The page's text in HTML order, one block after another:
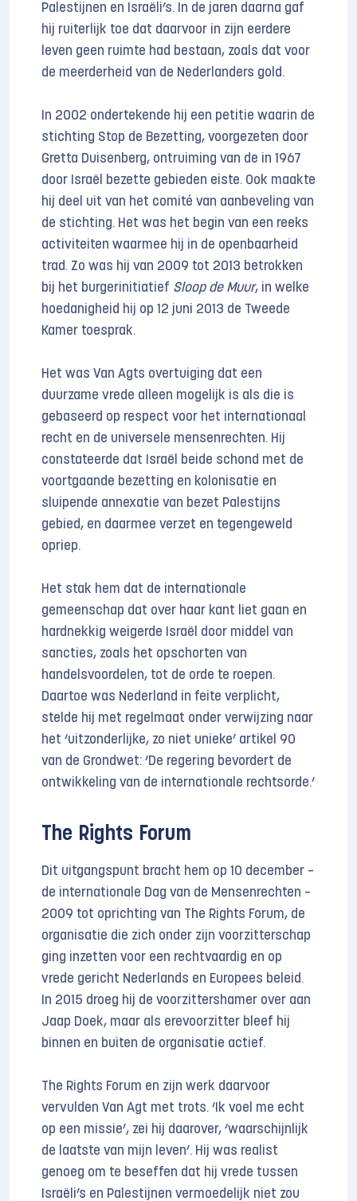
Palestijnen en Israëli’s. In de jaren daarna gaf
hij ruiterlijk toe dat daarvoor in zijn eerdere
leven geen ruimte had bestaan, zoals dat voor
de meerderheid van de Nederlanders gold.
In 2002 ondertekende hij een petitie waarin de
stichting Stop de Bezetting, voorgezeten door
Gretta Duisenberg, ontruiming van de in 1967
door Israël bezette gebieden eiste. Ook maakte
hij deel uit van het comité van aanbeveling van
de stichting. Het was het begin van een reeks
activiteiten waarmee hij in de openbaarheid
trad. Zo was hij van 2009 tot 2013 betrokken
bij het burgerinitiatief Sloop de Muur, in welke
hoedanigheid hij op 12 juni 2013 de Tweede
Kamer toesprak.
Het was Van Agts overtuiging dat een
duurzame vrede alleen mogelijk is als die is
gebaseerd op respect voor het internationaal
recht en de universele mensenrechten. Hij
constateerde dat Israël beide schond met de
voortgaande bezetting en kolonisatie en
sluipende annexatie van bezet Palestijns
gebied, en daarmee verzet en tegengeweld
opriep.
Het stak hem dat de internationale
gemeenschap dat over haar kant liet gaan en
hardnekkig weigerde Israël door middel van
sancties, zoals het opschorten van
handelsvoordelen, tot de orde te roepen.
Daartoe was Nederland in feite verplicht,
stelde hij met regelmaat onder verwijzing naar
het ‘uitzonderlijke, zo niet unieke’ artikel 90
van de Grondwet: ‘De regering bevordert de
ontwikkeling van de internationale rechtsorde.’
The Rights Forum
Dit uitgangspunt bracht hem op 10 december –
de internationale Dag van de Mensenrechten –
2009 tot oprichting van The Rights Forum, de
organisatie die zich onder zijn voorzitterschap
ging inzetten voor een rechtvaardig en op
vrede gericht Nederlands en Europees beleid.
In 2015 droeg hij de voorzittershamer over aan
Jaap Doek, maar als erevoorzitter bleef hij
binnen en buiten de organisatie actief.
The Rights Forum en zijn werk daarvoor
vervulden Van Agt met trots. ‘Ik voel me echt
op een missie’, zei hij daarover, ‘waarschijnlijk
de laatste van mijn leven’. Hij was realist
genoeg om te beseffen dat hij vrede tussen
Israëli’s en Palestijnen vermoedelijk niet zou